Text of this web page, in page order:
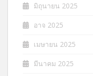
มิถุนายน 2025
อาจ 2025
เมษายน 2025
มีนาคม 2025